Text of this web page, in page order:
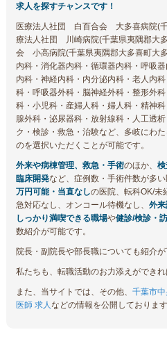
求人を探すチャンスです！
医療法人社団 白百合会 大多喜病院(
療法人社団 川崎病院(千葉県夷隅郡大
会 小高病院(千葉県夷隅郡大多喜町大
内科・消化器内科・循環器内科・呼吸
内科・神経内科・内分泌内科・老人内
科・呼吸器外科・脳神経外科・整形外
科・小児科・産婦人科・婦人科・精神
腺外科・泌尿器科・放射線科・人工透
ク・検診・救急・治験など、多岐にわ
のを選択いただくことが可能です。
外来や病棟管理、救急・手術のほか、
臨床開発など、症例数・手術件数が多い
万円可能・当直なしの医院、転科OK/未
急対応なし、オンコール待機なし、 外
しっかり満喫できる職場や健診/検診・
数紹介が可能です。
院長・副院長や部長職についても紹介が
私たちも、転職活動のお力添えができれ
また、当サイトでは、その他、 千葉市中
医師 求人 などの情報を公開しております